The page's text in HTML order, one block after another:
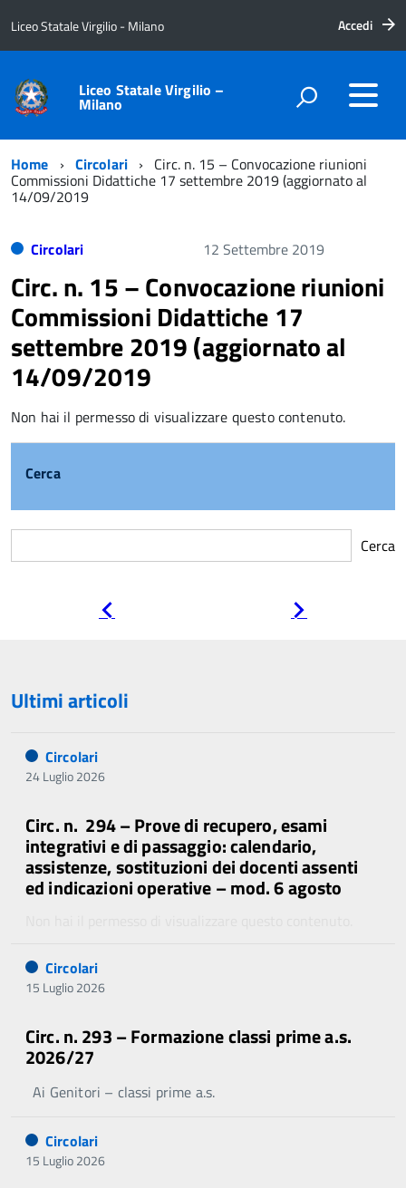
Liceo Statale Virgilio - Milano Accedi
Liceo Statale Virgilio –
Milano
Home Circolari Circ. n. 15 – Convocazione riunioni
Commissioni Didattiche 17 settembre 2019 (aggiornato al
14/09/2019
Circolari 12 Settembre 2019
Circ. n. 15 – Convocazione riunioni
Commissioni Didattiche 17
settembre 2019 (aggiornato al
14/09/2019
Non hai il permesso di visualizzare questo contenuto.
Cerca
Cerca
Ultimi articoli
Circolari
24 Luglio 2026
Circ. n. 294 – Prove di recupero, esami
integrativi e di passaggio: calendario,
assistenze, sostituzioni dei docenti assenti
ed indicazioni operative – mod. 6 agosto
Circolari
15 Luglio 2026
Circ. n. 293 – Formazione classi prime a.s.
2026/27
Ai Genitori – classi prime a.s.
Circolari
15 Luglio 2026